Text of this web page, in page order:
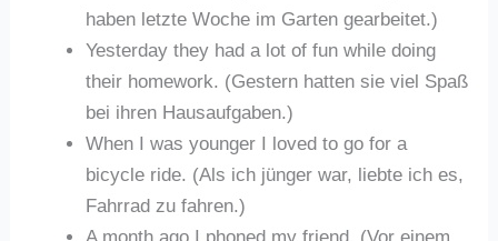
haben letzte Woche im Garten gearbeitet.)
Yesterday they had a lot of fun while doing
their homework. (Gestern hatten sie viel Spaß
bei ihren Hausaufgaben.)
When I was younger I loved to go for a
bicycle ride. (Als ich jünger war, liebte ich es,
Fahrrad zu fahren.)
A month ago I phoned my friend. (Vor einem